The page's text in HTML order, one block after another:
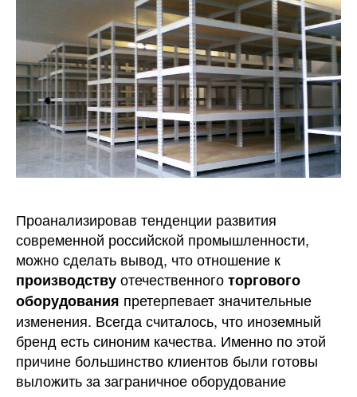
Проанализировав тенденции развития
современной российской промышленности,
можно сделать вывод, что отношение к
производствуотечественноготоргового
оборудования претерпевает значительные
изменения. Всегда считалось, что иноземный
бренд есть синоним качества. Именно по этой
причине большинство клиентов были готовы
выложить за заграничное оборудование